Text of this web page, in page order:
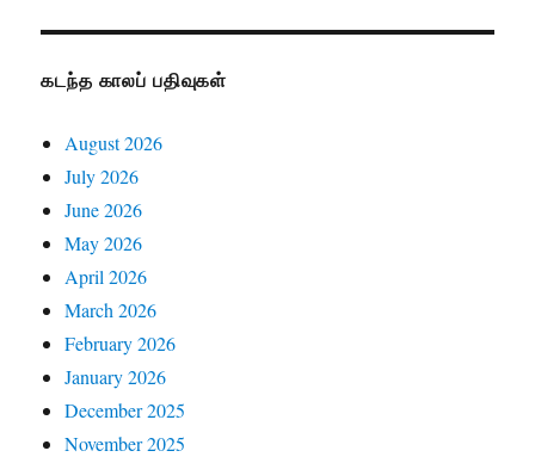
கடந்த காலப் பதிவுகள்
August 2026
July 2026
June 2026
May 2026
April 2026
March 2026
February 2026
January 2026
December 2025
November 2025